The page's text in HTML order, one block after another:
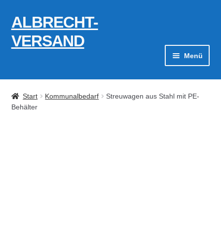
Zur
Navigation
springen
Zum
Inhalt
springen
ALBRECHT-
VERSAND
Menü
Zahlungsarten
AGB
Start Kommunalbedarf
Streuwagen aus Stahl mit PE-
Behälter